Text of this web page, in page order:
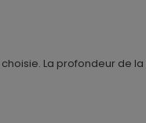
La profondeur de la